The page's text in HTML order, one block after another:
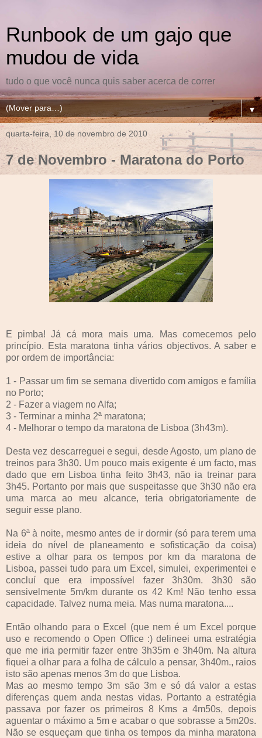
Runbook de um gajo que
mudou de vida
tudo o que você nunca quis saber acerca de correr
▼
quarta-feira, 10 de novembro de 2010
7 de Novembro - Maratona do Porto
E pimba! Já cá mora mais uma. Mas comecemos pelo
princípio. Esta maratona tinha vários objectivos. A saber e
por ordem de importância:
1 - Passar um fim se semana divertido com amigos e família
no Porto;
2 - Fazer a viagem no Alfa;
3 - Terminar a minha 2ª maratona;
4 - Melhorar o tempo da maratona de Lisboa (3h43m).
Desta vez descarreguei e segui, desde Agosto, um plano de
treinos para 3h30. Um pouco mais exigente é um facto, mas
dado que em Lisboa tinha feito 3h43, não ia treinar para
3h45. Portanto por mais que suspeitasse que 3h30 não era
uma marca ao meu alcance, teria obrigatoriamente de
seguir esse plano.
Na 6ª à noite, mesmo antes de ir dormir (só para terem uma
ideia do nível de planeamento e sofisticação da coisa)
estive a olhar para os tempos por km da maratona de
Lisboa, passei tudo para um Excel, simulei, experimentei e
concluí que era impossível fazer 3h30m. 3h30 são
sensivelmente 5m/km durante os 42 Km! Não tenho essa
capacidade. Talvez numa meia. Mas numa maratona....
Então olhando para o Excel (que nem é um Excel porque
uso e recomendo o Open Office :) delineei uma estratégia
que me iria permitir fazer entre 3h35m e 3h40m. Na altura
fiquei a olhar para a folha de cálculo a pensar, 3h40m., raios
isto são apenas menos 3m do que Lisboa.
Mas ao mesmo tempo 3m são 3m e só dá valor a estas
diferenças quem anda nestas vidas. Portanto a estratégia
passava por fazer os primeiros 8 Kms a 4m50s, depois
aguentar o máximo a 5m e acabar o que sobrasse a 5m20s.
Não se esqueçam que tinha os tempos da minha maratona